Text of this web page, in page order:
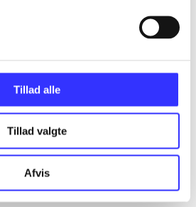
Tillad alle
Tillad valgte
Afvis